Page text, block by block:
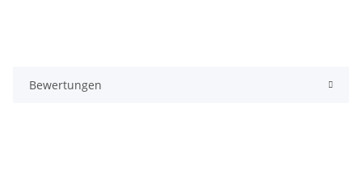
Bewertungen